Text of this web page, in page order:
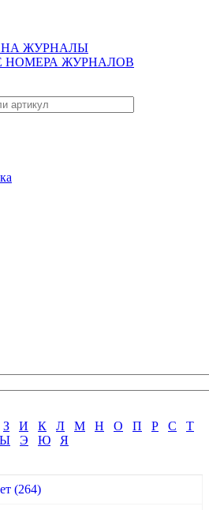
ЖУРНАЛЫ
НОМЕРА ЖУРНАЛОВ
З И К Л М Н О П Р С
Т
Ы Э Ю Я
(264)